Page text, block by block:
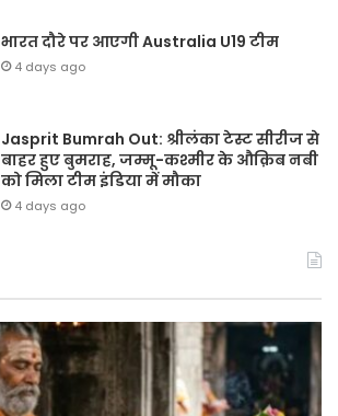
भारत दौरे पर आएगी Australia U19 टीम
4 days ago
Jasprit Bumrah Out: श्रीलंका टेस्ट सीरीज से
बाहर हुए बुमराह, जम्मू-कश्मीर के औक़िब नबी
को मिला टीम इंडिया में मौका
4 days ago